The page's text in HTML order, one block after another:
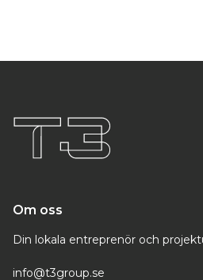
Om oss
Din lokala entreprenör och
info@t3group.se